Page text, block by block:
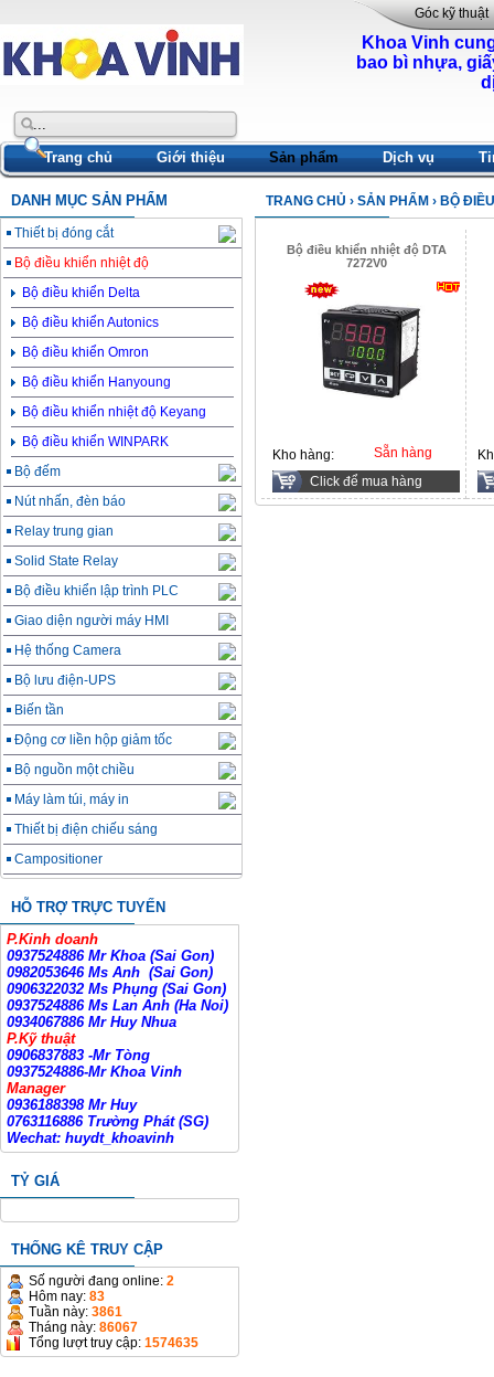
Góc kỹ thuật
Khoa Vinh
bao bì nhựa,
Trang chủ Giới thiệu Sản phẩm Dịch vụ
DANH MỤC SẢN PHẨM
Thiết bị đóng cắt
Bộ điều khiển nhiệt độ
Bộ điều khiển Delta
Bộ điều khiển Autonics
Bộ điều khiển Omron
Bộ điều khiển Hanyoung
Bộ điều khiển nhiệt độ Keyang
Bộ điều khiển WINPARK
Bộ đếm
Nút nhấn, đèn báo
Relay trung gian
Solid State Relay
Bộ điều khiển lập trình PLC
Giao diện người máy HMI
Hệ thống Camera
Bộ lưu điện-UPS
Biến tần
Động cơ liền hộp giảm tốc
Bộ nguồn một chiều
Máy làm túi, máy in
Thiết bị điện chiếu sáng
Campositioner
HỖ TRỢ TRỰC TUYẾN
P.Kinh doanh
0937524886 Mr Khoa (Sai Gon)
0982053646 Ms Anh (Sai Gon)
0906322032 Ms Phụng (Sai Gon)
0937524886 Ms Lan Anh (Ha Noi)
0934067886 Mr Huy Nhua
P.Kỹ thuật
0906837883 -Mr Tòng
0937524886-Mr Khoa Vinh
Manager
0936188398 Mr Huy
0763116886 Trường Phát (SG)
Wechat: huydt_khoavinh
TỶ GIÁ
THỐNG KÊ TRUY CẬP
Số người đang online: 2
Hôm nay: 83
Tuần này: 3861
Tháng này: 86067
Tổng lượt truy cập: 1574635
TRANG CHỦ › SẢN PHẨM › BỘ
Bộ điều khiển nhiệt độ DTA
7272V0
Kho hàng:
Sẵn hàng
Click để mua hàng